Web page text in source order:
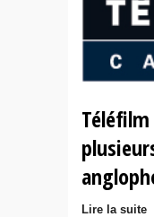
Téléfilm
Lire la suite